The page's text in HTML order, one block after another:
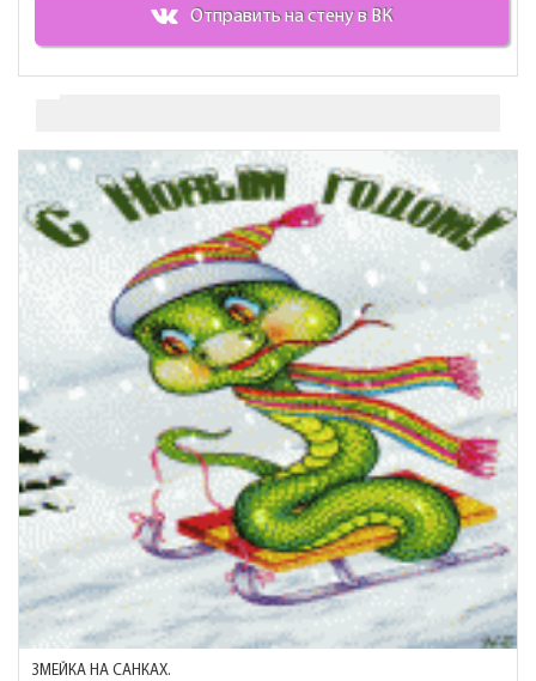
Отправить на стену в ВК
ЗМЕЙКА НА САНКАХ.